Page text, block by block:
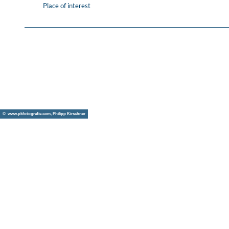
Place of interest
© www.pkfotografie.com, Philipp Kirschner